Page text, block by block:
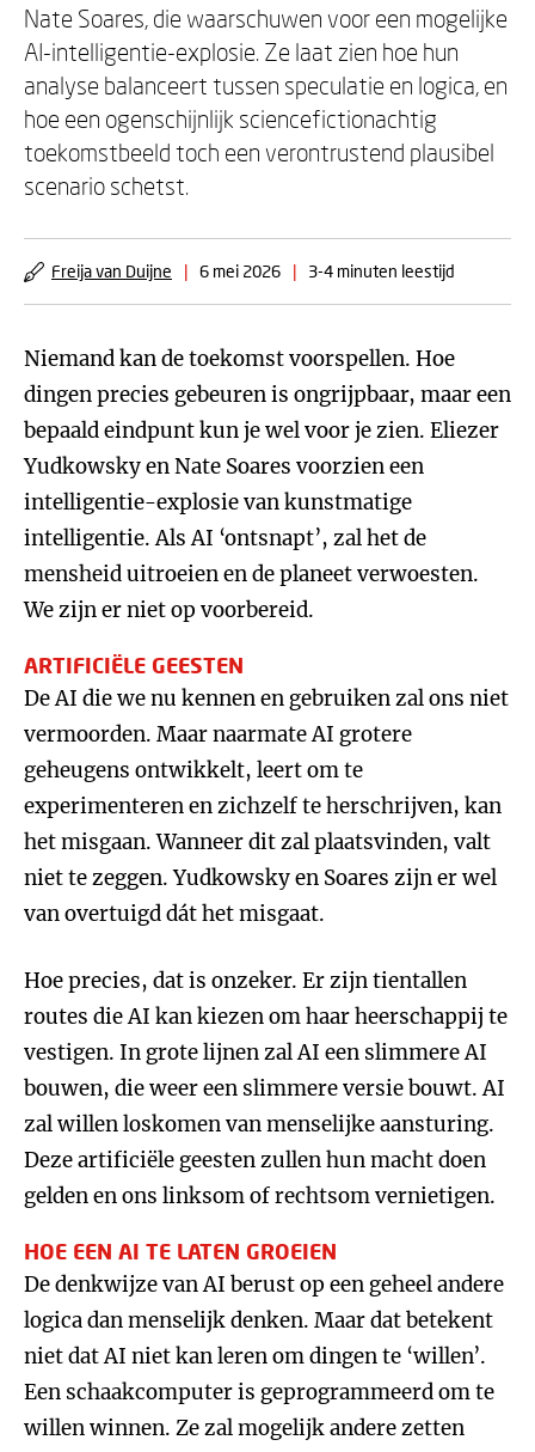
Nate Soares, die waarschuwen voor een mogelijke
AI-intelligentie-explosie. Ze laat zien hoe hun
analyse balanceert tussen speculatie en logica, en
hoe een ogenschijnlijk sciencefictionachtig
toekomstbeeld toch een verontrustend plausibel
scenario schetst.
Freija van Duijne | 6 mei 2026 | 3-4 minuten leestijd
Niemand kan de toekomst voorspellen. Hoe
dingen precies gebeuren is ongrijpbaar, maar een
bepaald eindpunt kun je wel voor je zien. Eliezer
Yudkowsky en Nate Soares voorzien een
intelligentie-explosie van kunstmatige
intelligentie. Als AI ‘ontsnapt’, zal het de
mensheid uitroeien en de planeet verwoesten.
We zijn er niet op voorbereid.
ARTIFICIËLE GEESTEN
De AI die we nu kennen en gebruiken zal ons niet
vermoorden. Maar naarmate AI grotere
geheugens ontwikkelt, leert om te
experimenteren en zichzelf te herschrijven, kan
het misgaan. Wanneer dit zal plaatsvinden, valt
niet te zeggen. Yudkowsky en Soares zijn er wel
van overtuigd dát het misgaat.
Hoe precies, dat is onzeker. Er zijn tientallen
routes die AI kan kiezen om haar heerschappij te
vestigen. In grote lijnen zal AI een slimmere AI
bouwen, die weer een slimmere versie bouwt. AI
zal willen loskomen van menselijke aansturing.
Deze artificiële geesten zullen hun macht doen
gelden en ons linksom of rechtsom vernietigen.
HOE EEN AI TE LATEN GROEIEN
De denkwijze van AI berust op een geheel andere
logica dan menselijk denken. Maar dat betekent
niet dat AI niet kan leren om dingen te ‘willen’.
Een schaakcomputer is geprogrammeerd om te
willen winnen. Ze zal mogelijk andere zetten